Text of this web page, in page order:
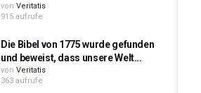
von Veritatis
915 aufrufe
Die Bibel von 1775 wurde gefunden
und beweist, dass unsere Welt...
von Veritatis
363 aufrufe